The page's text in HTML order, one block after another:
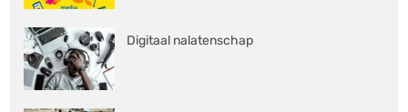
Digitaal nalatenschap